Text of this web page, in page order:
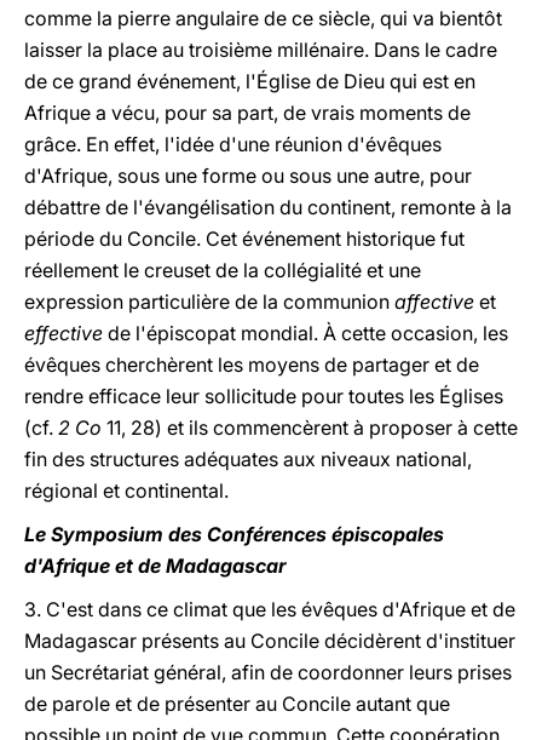
comme la pierre angulaire de ce siècle, qui va bientôt
laisser la place au troisième millénaire. Dans le cadre
de ce grand événement, l'Église de Dieu qui est en
Afrique a vécu, pour sa part, de vrais moments de
grâce. En effet, l'idée d'une réunion d'évêques
d'Afrique, sous une forme ou sous une autre, pour
débattre de l'évangélisation du continent, remonte à la
période du Concile. Cet événement historique fut
réellement le creuset de la collégialité et une
expression particulière de la communion affective et
effective de l'épiscopat mondial. À cette occasion, les
évêques cherchèrent les moyens de partager et de
rendre efficace leur sollicitude pour toutes les Églises
(cf. 2 Co 11, 28) et ils commencèrent à proposer à cette
fin des structures adéquates aux niveaux national,
régional et continental.
Le Symposium des Conférences épiscopales
d'Afrique et de Madagascar
3. C'est dans ce climat que les évêques d'Afrique et de
Madagascar présents au Concile décidèrent d'instituer
un Secrétariat général, afin de coordonner leurs prises
de parole et de présenter au Concile autant que
possible un point de vue commun. Cette coopération